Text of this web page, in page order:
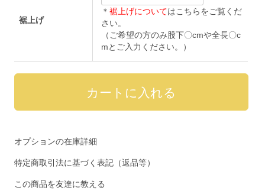
裾上げ
＊裾上げについてはこちらをご覧くだ
さい。
（ご希望の方のみ股下〇cmや全長〇c
mとご入力ください。）
オプションの在庫詳細
特定商取引法に基づく表記（返品等）
この商品を友達に教える